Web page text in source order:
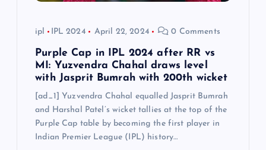
ipl IPL 2024 April 22, 2024 0 Comments
Purple Cap in IPL 2024 after RR vs
MI: Yuzvendra Chahal draws level
with Jasprit Bumrah with 200th wicket
[ad_1] Yuzvendra Chahal equalled Jasprit Bumrah
and Harshal Patel’s wicket tallies at the top of the
Purple Cap table by becoming the first player in
Indian Premier League (IPL) history…